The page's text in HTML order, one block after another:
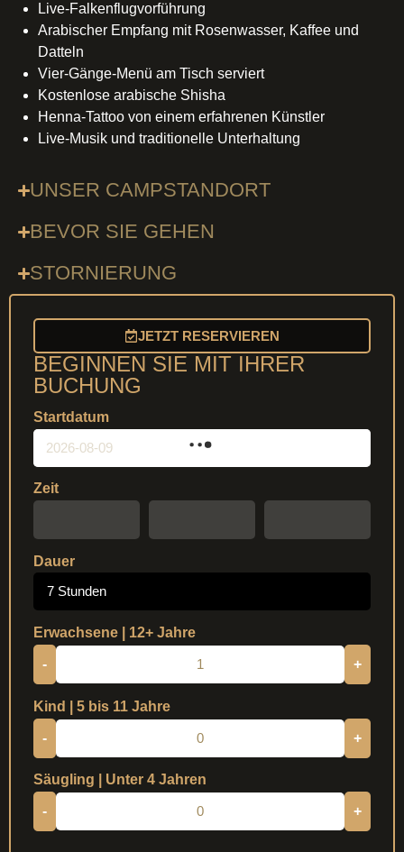
Live-Falkenflugvorführung
Arabischer Empfang mit Rosenwasser, Kaffee und
Datteln
Vier-Gänge-Menü am Tisch serviert
Kostenlose arabische Shisha
Henna-Tattoo von einem erfahrenen Künstler
Live-Musik und traditionelle Unterhaltung
UNSER CAMPSTANDORT
BEVOR SIE GEHEN
STORNIERUNG
JETZT RESERVIEREN
BEGINNEN SIE MIT IHRER
BUCHUNG
Startdatum
Zeit
Dauer
7 Stunden
Erwachsene | 12+ Jahre
- +
Kind | 5 bis 11 Jahre
- +
Säugling | Unter 4 Jahren
- +